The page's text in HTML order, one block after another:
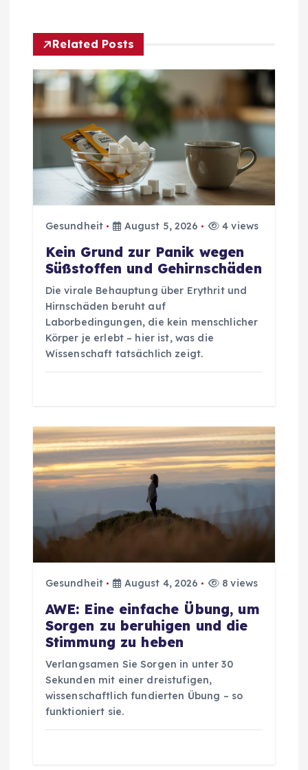
g
s
n
a
v
Related Posts
Gesundheit August 5, 2026 4 views
Kein Grund zur Panik wegen
Süßstoffen und Gehirnschäden
Die virale Behauptung über Erythrit und
Hirnschäden beruht auf
Laborbedingungen, die kein menschlicher
Körper je erlebt – hier ist, was die
Wissenschaft tatsächlich zeigt.
Gesundheit August 4, 2026 8 views
AWE: Eine einfache Übung, um
Sorgen zu beruhigen und die
Stimmung zu heben
Verlangsamen Sie Sorgen in unter 30
Sekunden mit einer dreistufigen,
wissenschaftlich fundierten Übung – so
funktioniert sie.